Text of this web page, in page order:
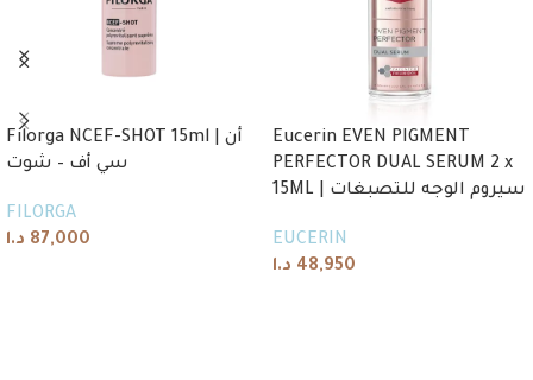
Filorga NCEF-SHOT 15ml | أن
سي أف – شوت
FILORGA
87,000 د.ا
Eucerin EVEN PIGMENT
PERFECTOR DUAL SERUM 2 x
15ML | سيروم الوجه للتصبغات
EUCERIN
48,950 د.ا